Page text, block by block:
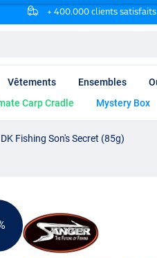
+ 400.000 clients satisfaits
Vêtements Ensembles
Carp Cradle Mystery Box
Fishing Son's Secret (85g)